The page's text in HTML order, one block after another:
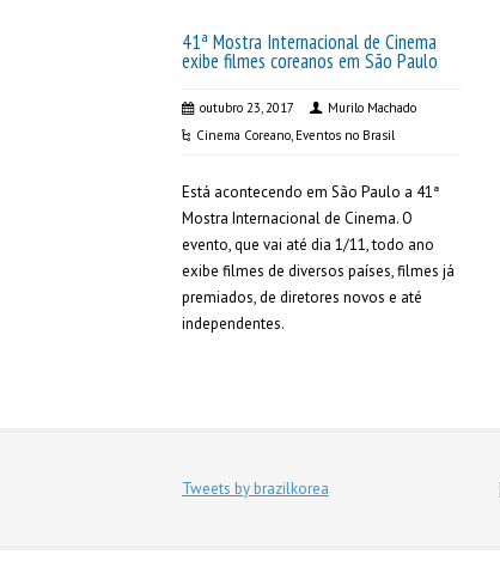
41ª Mostra Internacional de Cinema
exibe filmes coreanos em São Paulo
outubro 23, 2017
Murilo Machado
Cinema Coreano, Eventos no Brasil
Está acontecendo em São Paulo a 41ª
Mostra Internacional de Cinema. O
evento, que vai até dia 1/11, todo ano
exibe filmes de diversos países, filmes já
premiados, de diretores novos e até
independentes.
Tweets by brazilkorea